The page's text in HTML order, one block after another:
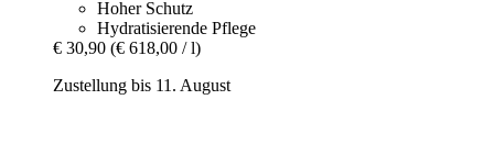
Hoher Schutz
Hydratisierende Pflege
€ 30,90 (€ 618,00 / l)
Zustellung bis 11. August